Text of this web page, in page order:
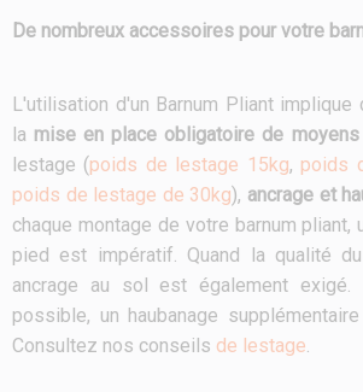
De nombreux accessoires pour votre
L'utilisation d'un Barnum Pliant
la mise en place obligatoire de
lestage (poids de lestage 15kg, poids
poids de lestage de 30kg), ancrage et
chaque montage de votre barnum pliant,
pied est impératif. Quand la qualité
ancrage au sol est également
possible, un haubanage
Consultez nos conseils de lestage.